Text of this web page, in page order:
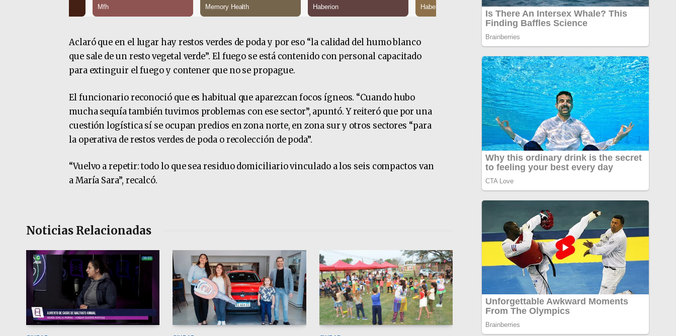
Aclaró que en el lugar hay restos verdes de poda y por eso “la calidad del humo blanco
que sale de un resto vegetal verde”. El fuego se está contenido con personal capacitado
para extinguir el fuego y contener que no se propague.
El funcionario reconoció que es habitual que aparezcan focos ígneos. “Cuando hubo
mucha sequía también tuvimos problemas con ese sector”, apuntó. Y reiteró que por una
cuestión logística sí se ocupan predios en zona norte, en zona sur y otros sectores “para
la operativa de restos verdes de poda o recolección de poda”.
“Vuelvo a repetir: todo lo que sea residuo domiciliario vinculado a los seis compactos van
a María Sara”, recalcó.
Noticias Relacionadas